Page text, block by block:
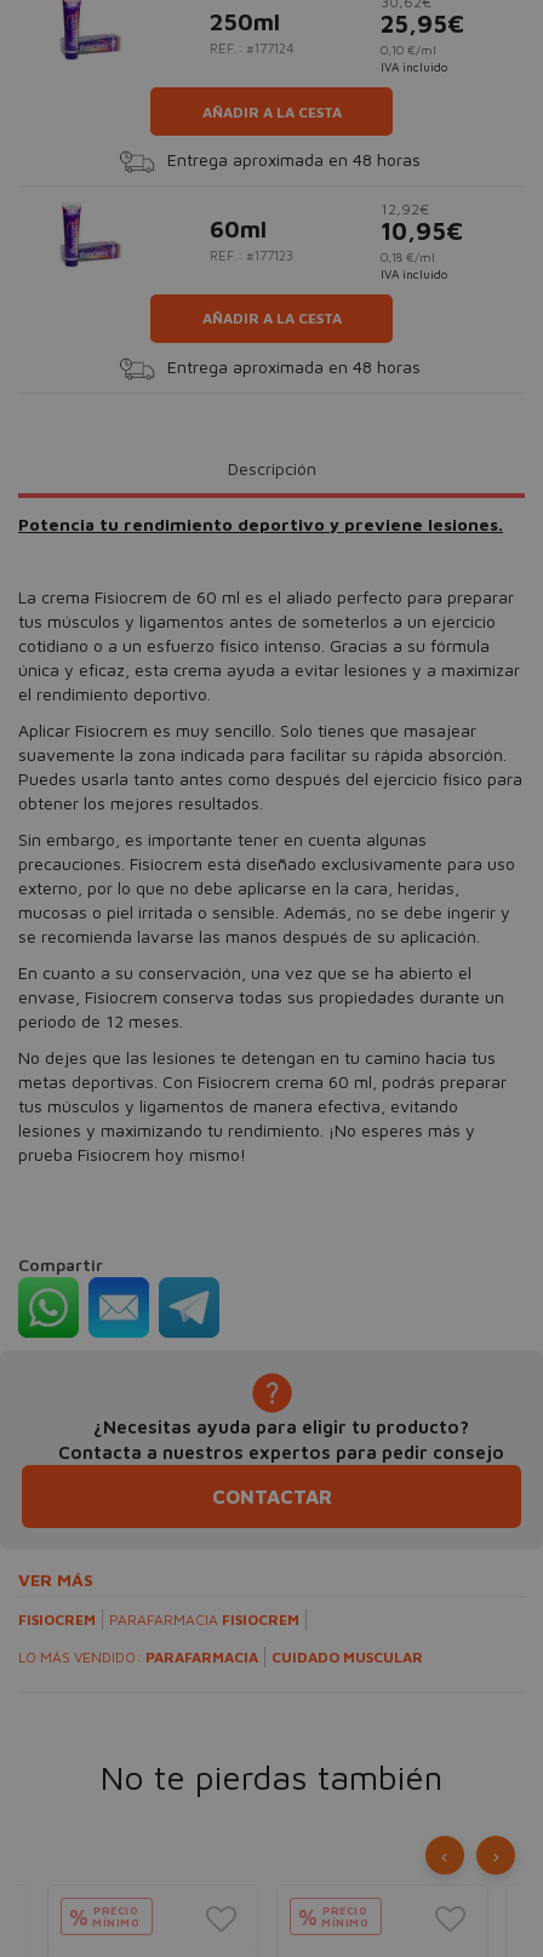
250ml
REF.: #177124
25,95€
0,10 €/ml
IVA incluido
AÑADIR A LA CESTA
Entrega aproximada en 48 horas
60ml
REF.: #177123
12,92€
10,95€
0,18 €/ml
IVA incluido
AÑADIR A LA CESTA
Entrega aproximada en 48 horas
Descripción
Potencia tu rendimiento deportivo y previene lesiones.
La crema Fisiocrem de 60 ml es el aliado perfecto para preparar
tus músculos y ligamentos antes de someterlos a un ejercicio
cotidiano o a un esfuerzo físico intenso. Gracias a su fórmula
única y eficaz, esta crema ayuda a evitar lesiones y a maximizar
el rendimiento deportivo.
Aplicar Fisiocrem es muy sencillo. Solo tienes que masajear
suavemente la zona indicada para facilitar su rápida absorción.
Puedes usarla tanto antes como después del ejercicio físico para
obtener los mejores resultados.
Sin embargo, es importante tener en cuenta algunas
precauciones. Fisiocrem está diseñado exclusivamente para uso
externo, por lo que no debe aplicarse en la cara, heridas,
mucosas o piel irritada o sensible. Además, no se debe ingerir y
se recomienda lavarse las manos después de su aplicación.
En cuanto a su conservación, una vez que se ha abierto el
envase, Fisiocrem conserva todas sus propiedades durante un
periodo de 12 meses.
No dejes que las lesiones te detengan en tu camino hacia tus
metas deportivas. Con Fisiocrem crema 60 ml, podrás preparar
tus músculos y ligamentos de manera efectiva, evitando
lesiones y maximizando tu rendimiento. ¡No esperes más y
prueba Fisiocrem hoy mismo!
Compartir
¿Necesitas ayuda para eligir tu producto?
Contacta a nuestros expertos para pedir consejo
CONTACTAR
VER MÁS
FISIOCREM PARAFARMACIA FISIOCREM
LO MÁS VENDIDO: PARAFARMACIA CUIDADO MUSCULAR
No te pierdas también
% PRECIO
MÍNIMO
% PRECIO
MÍNIMO
‹ ›